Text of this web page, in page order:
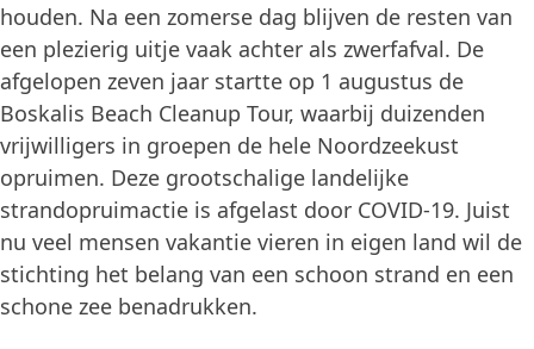
houden. Na een zomerse dag blijven de resten van
een plezierig uitje vaak achter als zwerfafval. De
afgelopen zeven jaar startte op 1 augustus de
Boskalis Beach Cleanup Tour, waarbij duizenden
vrijwilligers in groepen de hele Noordzeekust
opruimen. Deze grootschalige landelijke
strandopruimactie is afgelast door COVID-19. Juist
nu veel mensen vakantie vieren in eigen land wil de
stichting het belang van een schoon strand en een
schone zee benadrukken.